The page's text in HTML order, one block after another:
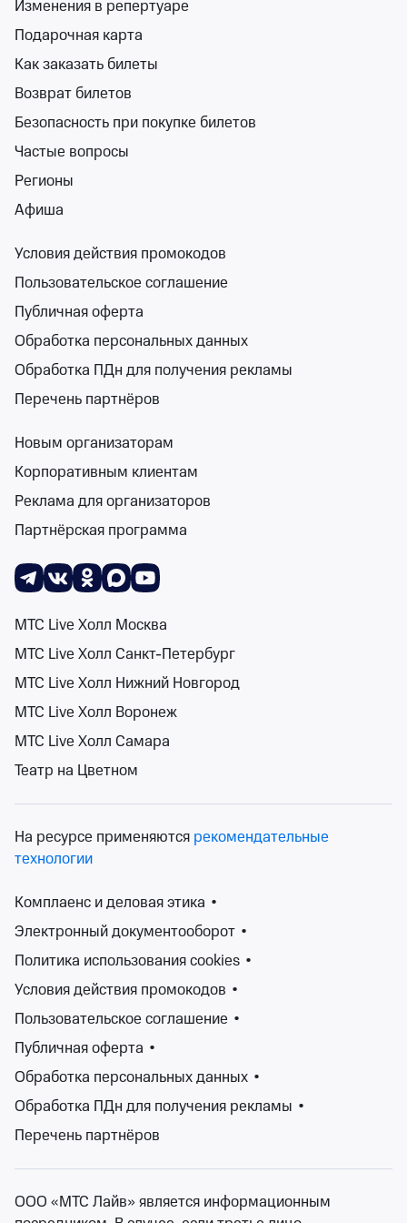
ДетямКлассика
Хореографические и танцевальные шоу в
Новосибирской области
2 события
События на карте
Сортировка Площадка
6+
Балет Аллы Духовой «Тодес». Превью
Новосибирский Дом ученых СО РАН (Академгородок)
Новосибирский Дом ученых СО РАН (Академгородок)
от 2 500 ₽
октябрь и ноябрь
Концерты
Билеты от 2 500 ₽
Фольклорный ансамбль «Рождество»
ДК «Приморский»
ДК «Приморский»
от 300 ₽
вс 7 февраля 2027, 13:00•осталось более 100 билетов
Концерты, Классика
Билеты от 300 ₽
Концертный сезон непрерывен, а значит у вас всегда
есть возможность послушать любимую музыку.
Афиша концертов Новосибирской области ежедневно
пополняется: от классической и джазовой музыки, до
рока и электроники, от популярной музыки до
андеграунда. Знаменитые, заслуженные музыканты,
начинающие и андеграундные исполнители, музыка
для души, для танцев, для настроения. У вас всегда
Изменения в репертуаре
Подарочная карта
Как заказать билеты
Возврат билетов
Безопасность при покупке билетов
Частые вопросы
Регионы
Афиша
Условия действия промокодов
Пользовательское соглашение
Публичная оферта
Обработка персональных данных
Обработка ПДн для получения рекламы
Перечень партнёров
Новым организаторам
Корпоративным клиентам
Реклама для организаторов
Партнёрская программа
МТС Live Холл Москва
МТС Live Холл Санкт-Петербург
МТС Live Холл Нижний Новгород
МТС Live Холл Воронеж
МТС Live Холл Самара
Театр на Цветном
На ресурсе применяются рекомендательные
технологии
Комплаенс и деловая этика •
Электронный документооборот •
Политика использования cookies •
Условия действия промокодов •
Пользовательское соглашение •
Публичная оферта •
Обработка персональных данных •
Обработка ПДн для получения рекламы •
Перечень партнёров
ООО «МТС Лайв» является информационным